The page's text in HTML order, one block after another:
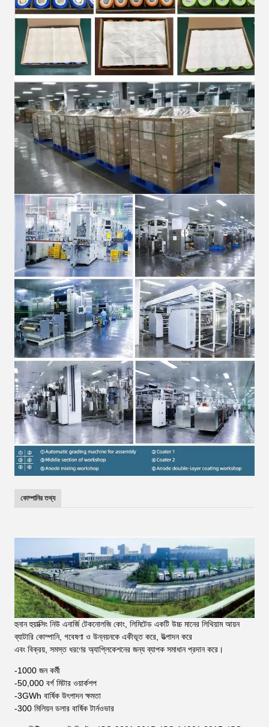
কোম্পানির তথ্য
হুনান হুয়াক্সিং নিউ এনার্জি টেকনোলজি কোং, লিমিটেড একটি উচ্চ মানের লিথিয়াম আয়ন
ব্যাটারি কোম্পানি, গবেষণা ও উন্নয়নকে একীভূত করে, উত্পাদন করে
এবং বিক্রয়, সমস্ত ধরণের অ্যাপ্লিকেশনের জন্য ব্যাপক সমাধান প্রদান করে।
-1000 জন কর্মী
-50,000 বর্গ মিটার ওয়ার্কশপ
-3GWh বার্ষিক উৎপাদন ক্ষমতা
-300 মিলিয়ন ডলার বার্ষিক টার্নওভার